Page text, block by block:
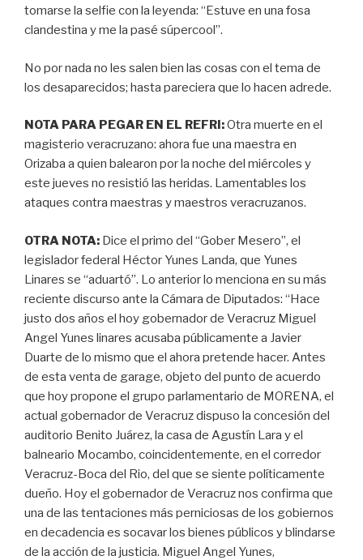
tomarse la selfie con la leyenda: “Estuve en una fosa
clandestina y me la pasé súpercool”.
No por nada no les salen bien las cosas con el tema de
los desaparecidos; hasta pareciera que lo hacen adrede.
NOTA PARA PEGAR EN EL REFRI:Otra muerte en el
magisterio veracruzano: ahora fue una maestra en
Orizaba a quien balearon por la noche del miércoles y
este jueves no resistió las heridas. Lamentables los
ataques contra maestras y maestros veracruzanos.
OTRA NOTA: Dice el primo del “Gober Mesero”, el
legislador federal Héctor Yunes Landa, que Yunes
Linares se “aduartó”. Lo anterior lo menciona en su más
reciente discurso ante la Cámara de Diputados: “Hace
justo dos años el hoy gobernador de Veracruz Miguel
Angel Yunes linares acusaba públicamente a Javier
Duarte de lo mismo que el ahora pretende hacer. Antes
de esta venta de garage, objeto del punto de acuerdo
que hoy propone el grupo parlamentario de MORENA, el
actual gobernador de Veracruz dispuso la concesión del
auditorio Benito Juárez, la casa de Agustín Lara y el
balneario Mocambo, coincidentemente, en el corredor
Veracruz-Boca del Rio, del que se siente políticamente
dueño. Hoy el gobernador de Veracruz nos confirma que
una de las tentaciones más perniciosas de los gobiernos
en decadencia es socavar los bienes públicos y blindarse
de la acción de la justicia. Miguel Angel Yunes,